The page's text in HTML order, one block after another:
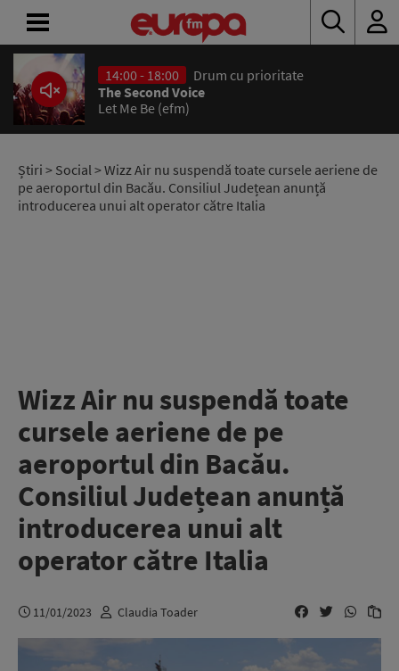
14:00 - 18:00
Drum cu prioritate
The Second Voice
Let Me Be (efm)
Știri > Social> Wizz Air nu suspendă toate cursele aeriene de
pe aeroportul din Bacău. Consiliul Județean anunță
introducerea unui alt operator către Italia
Wizz Air nu suspendă toate
cursele aeriene de pe
aeroportul din Bacău.
Consiliul Județean anunță
introducerea unui alt
operator către Italia
11/01/2023 Claudia Toader
ACASĂ
ȘTIRI
RADIO
CONCURSURI